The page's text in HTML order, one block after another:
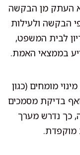
העתק מן הבקשה
הבקשה ולעילות
לבית המשפט,
בממצאי האמת.
מומחים (כגון
בדיקת מסמכים
כך נדרש מערך
מוקפדת.